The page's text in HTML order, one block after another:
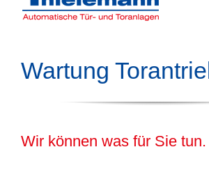
Wartung
Wir können was für Sie tun.